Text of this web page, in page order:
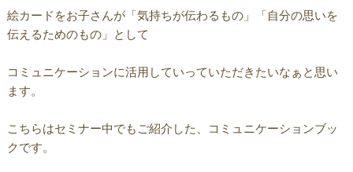
絵カードをお子さんが「気持ちが伝わるもの」「自分の思いを
伝えるためのもの」として
コミュニケーションに活用していっていただきたいなぁと思い
ます。
こちらはセミナー中でもご紹介した、コミュニケーションブッ
クです。